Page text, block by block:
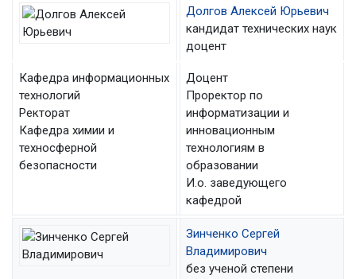
Долгов Алексей Юрьевич
кандидат технических наук
доцент
Кафедра информационных
технологий
Ректорат
Кафедра химии и
техносферной
безопасности
Доцент
Проректор по
информатизации и
инновационным
технологиям в
образовании
И.о. заведующего
кафедрой
Зинченко Сергей
Владимирович
без ученой степени